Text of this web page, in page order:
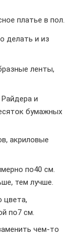
платье в пол.
делать и из
ленты,
и
бумажных
акриловые
по40 см.
тем лучше.
цвета,
по7 см.
чем-то